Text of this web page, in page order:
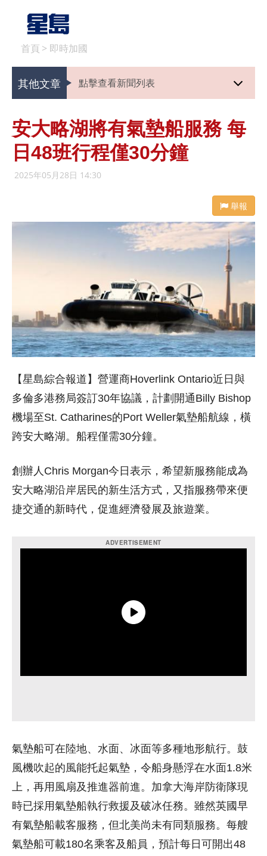
首頁 > 即時加國
其他文章 點擊查看新聞列表
安大略湖將有氣墊船服務 每
日48班行程僅30分鐘
2025年05月28日 14:30
舉報
【星島綜合報道】營運商Hoverlink Ontario近日與
多倫多港務局簽訂30年協議，計劃開通Billy Bishop
機場至St. Catharines的Port Weller氣墊船航線，橫
跨安大略湖。船程僅需30分鐘。
創辦人Chris Morgan今日表示，希望新服務能成為
安大略湖沿岸居民的新生活方式，又指服務帶來便
捷交通的新時代，促進經濟發展及旅遊業。
氣墊船可在陸地、水面、冰面等多種地形航行。鼓
風機吹起的風能托起氣墊，令船身懸浮在水面1.8米
上，再用風扇及推進器前進。加拿大海岸防衛隊現
時已採用氣墊船執行救援及破冰任務。雖然英國早
有氣墊船載客服務，但北美尚未有同類服務。每艘
氣墊船可載180名乘客及船員，預計每日可開出48